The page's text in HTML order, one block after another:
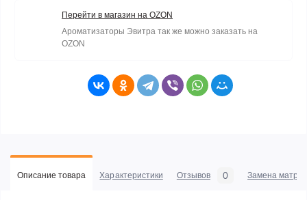
Перейти в магазин на OZON
Ароматизаторы Эвитра так же можно заказать на
OZON
Описание товара Характеристики Отзывов 0 Замена